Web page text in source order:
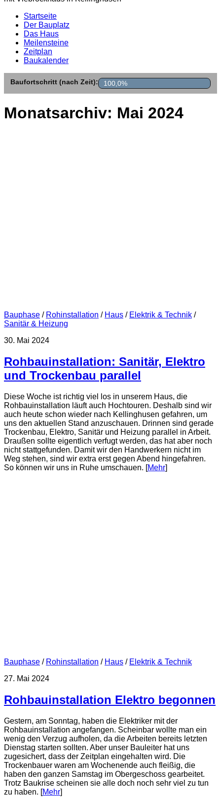
Startseite
Der Bauplatz
Das Haus
Meilensteine
Zeitplan
Baukalender
Baufortschritt (nach Zeit): 100,0%
Monatsarchiv: Mai 2024
Bauphase / Rohinstallation / Haus / Elektrik & Technik /
Sanitär & Heizung
30. Mai 2024
Rohbauinstallation: Sanitär, Elektro
und Trockenbau parallel
Diese Woche ist richtig viel los in unserem Haus, die
Rohbauinstallation läuft auch Hochtouren. Deshalb sind wir
auch heute schon wieder nach Kellinghusen gefahren, um
uns den aktuellen Stand anzuschauen. Drinnen sind gerade
Trockenbau, Elektro, Sanitär und Heizung parallel in Arbeit.
Draußen sollte eigentlich verfugt werden, das hat aber noch
nicht stattgefunden. Damit wir den Handwerkern nicht im
Weg stehen, sind wir extra erst gegen Abend hingefahren.
So können wir uns in Ruhe umschauen. [Mehr]
Bauphase / Rohinstallation / Haus / Elektrik & Technik
27. Mai 2024
Rohbauinstallation Elektro begonnen
Gestern, am Sonntag, haben die Elektriker mit der
Rohbauinstallation angefangen. Scheinbar wollte man ein
wenig den Verzug aufholen, da die Arbeiten bereits letzten
Dienstag starten sollten. Aber unser Bauleiter hat uns
zugesichert, dass der Zeitplan eingehalten wird. Die
Trockenbauer waren am Wochenende auch fleißig, die
haben den ganzen Samstag im Obergeschoss gearbeitet.
Trotz Baukrise scheinen sie alle doch noch sehr viel zu tun
zu haben. [Mehr]